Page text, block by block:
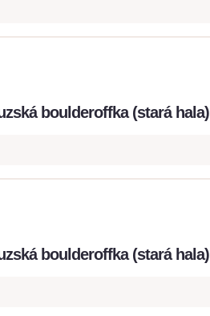
boulderoffka (stará hala)
boulderoffka (stará hala)